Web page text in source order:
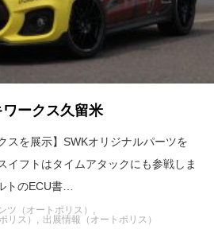
ワークス久留米
スを展示】SWKオリジナルパーツを
イフトはタイムアタックにも参戦しま
トのECU書…
ツ（オートポリス）
リス）
出展情報（オートポリス）